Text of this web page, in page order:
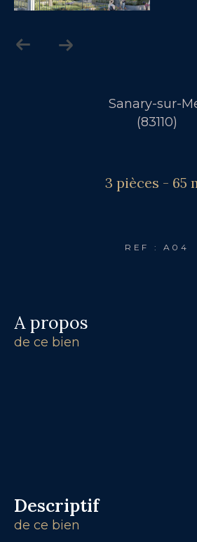
Sanary-sur-
(83110)
3 pièces - 65
REF : A04
a propos
de ce bien
descriptif
de ce bien